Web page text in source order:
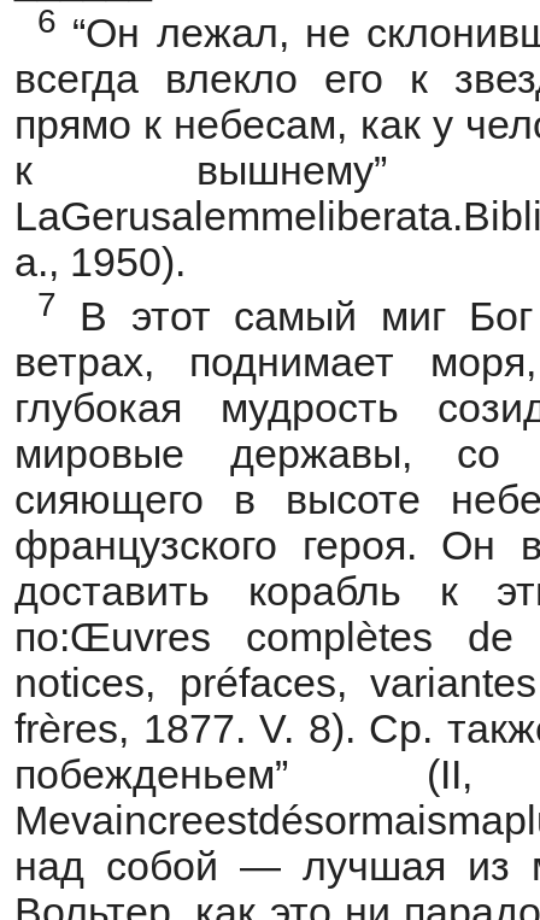
6 “Он лежал, не
всегда влекло его к
прямо к небесам, как у
к вышнему”
a., 1950).
7
В этот самый миг Бог
ветрах, поднимает
глубокая мудрость
мировые державы, со
сияющего в высоте
французского героя.
доставить корабль к
по:Œuvres complètes
notices, préfaces,
frères, 1877. V. 8). Ср.
над собой — лучшая из